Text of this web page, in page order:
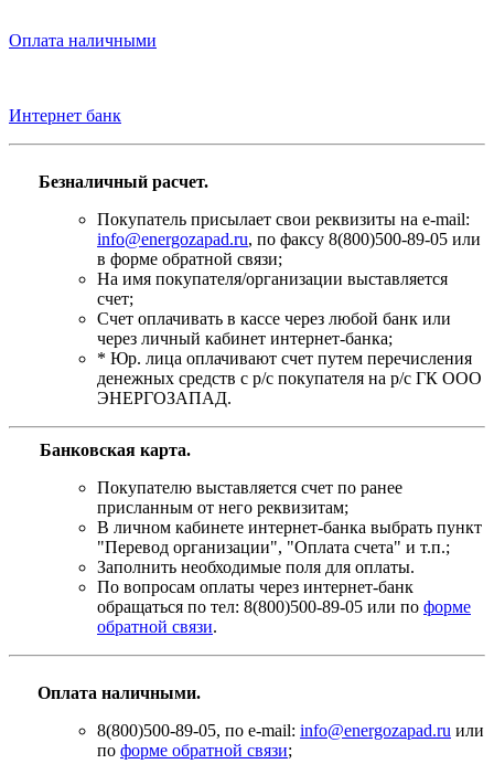
Оплата наличными
Интернет банк
Безналичный расчет.
Покупатель присылает свои реквизиты на e-mail:
info@energozapad.ru, по факсу 8(800)500-89-05 или
в форме обратной связи;
На имя покупателя/организации выставляется
счет;
Счет оплачивать в кассе через любой банк или
через личный кабинет интернет-банка;
* Юр. лица оплачивают счет путем перечисления
денежных средств с р/с покупателя на р/с ГК ООО
ЭНЕРГОЗАПАД.
Банковская карта.
Покупателю выставляется счет по ранее
присланным от него реквизитам;
В личном кабинете интернет-банка выбрать пункт
"Перевод организации", "Оплата счета" и т.п.;
Заполнить необходимые поля для оплаты.
По вопросам оплаты через интернет-банк
обращаться по тел: 8(800)500-89-05 или по форме
обратной связи.
Оплата наличными.
8(800)500-89-05, по e-mail: info@energozapad.ru или
по форме обратной связи;